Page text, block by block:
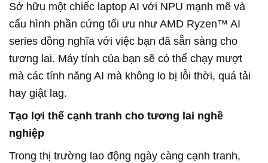
Sở hữu một chiếc laptop AI với NPU mạnh mẽ và
cấu hình phần cứng tối ưu như AMD Ryzen™ AI
series đồng nghĩa với việc bạn đã sẵn sàng cho
tương lai. Máy tính của bạn sẽ có thể chạy mượt
mà các tính năng AI mà không lo bị lỗi thời, quá tải
hay giật lag.
Tạo lợi thế cạnh tranh cho tương lai nghề
nghiệp
Trong thị trường lao động ngày càng cạnh tranh,